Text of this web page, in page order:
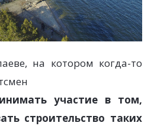
на котором когда-то
участие в том,
строительство таких